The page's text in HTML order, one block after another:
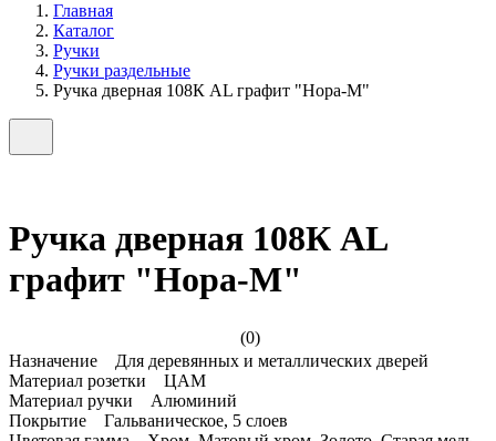
Главная
Каталог
Ручки
Ручки раздельные
Ручка дверная 108К AL графит "Нора-М"
Ручка дверная 108К AL
графит "Нора-М"
(0)
Назначение Для деревянных и металлических дверей
Материал розетки ЦАМ
Материал ручки Алюминий
Покрытие Гальваническое, 5 слоев